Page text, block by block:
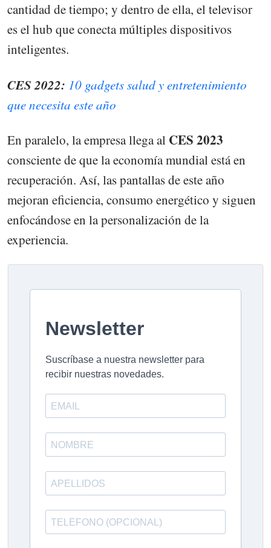
cantidad de tiempo; y dentro de ella, el televisor
es el hub que conecta múltiples dispositivos
inteligentes.
CES 2022: 10 gadgets salud y entretenimiento
que necesita este año
En paralelo, la empresa llega al CES 2023
consciente de que la economía mundial está en
recuperación. Así, las pantallas de este año
mejoran eficiencia, consumo energético y siguen
enfocándose en la personalización de la
experiencia.